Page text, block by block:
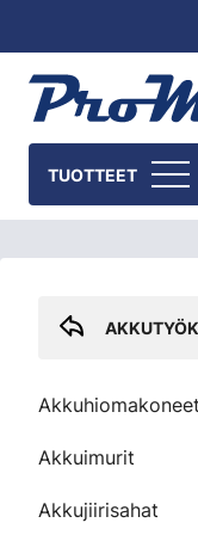
TUOTTEET
Akkuhiomakoneet
Akkuimurit
Akkujiirisahat